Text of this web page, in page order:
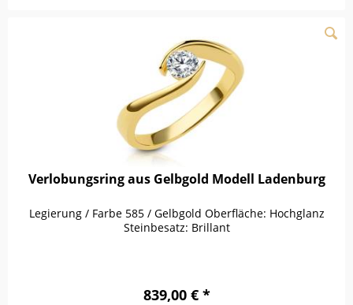
Verlobungsring aus Gelbgold Modell Ladenburg
Legierung / Farbe 585 / Gelbgold Oberfläche: Hochglanz
Steinbesatz: Brillant
839,00 € *